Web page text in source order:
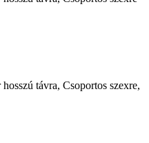
távra, Csoportos szexre,